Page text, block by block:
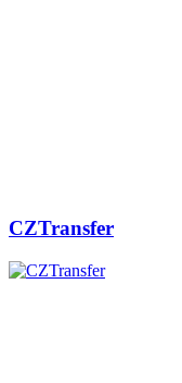
CZTransfer